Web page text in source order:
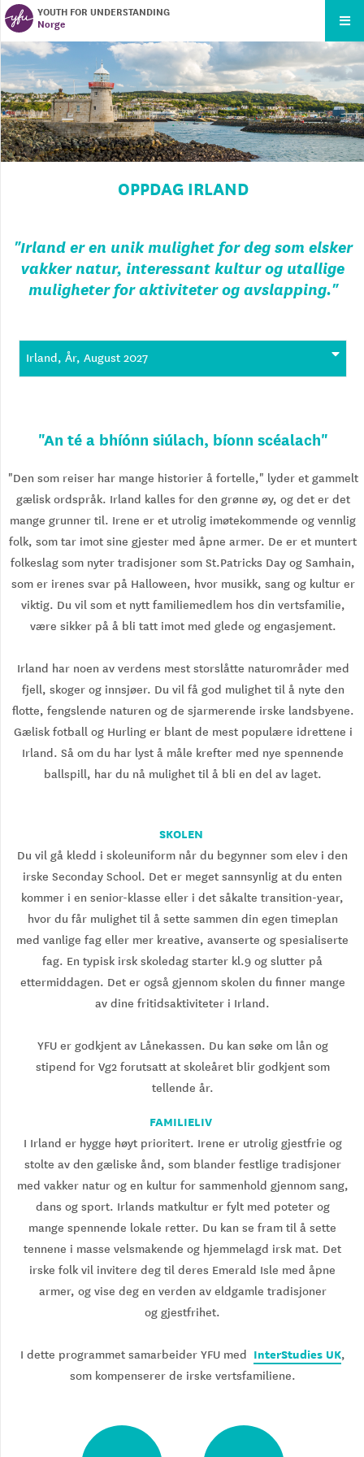
YOUTH FOR UNDERSTANDING
Norge
OPPDAG IRLAND
"Irland er en unik mulighet for deg som elsker
vakker natur, interessant kultur og utallige
muligheter for aktiviteter og avslapping."
Irland, År, August 2027
"An té a bhíónn siúlach, bíonn scéalach"
"Den som reiser har mange historier å fortelle," lyder et gammelt
gælisk ordspråk. Irland kalles for den grønne øy, og det er det
mange grunner til. Irene er et utrolig imøtekommende og vennlig
folk, som tar imot sine gjester med åpne armer. De er et muntert
folkeslag som nyter tradisjoner som St.Patricks Day og Samhain,
som er irenes svar på Halloween, hvor musikk, sang og kultur er
viktig. Du vil som et nytt familiemedlem hos din vertsfamilie,
være sikker på å bli tatt imot med glede og engasjement.
Irland har noen av verdens mest storslåtte naturområder med
fjell, skoger og innsjøer. Du vil få god mulighet til å nyte den
flotte, fengslende naturen og de sjarmerende irske landsbyene.
Gælisk fotball og Hurling er blant de mest populære idrettene i
Irland. Så om du har lyst å måle krefter med nye spennende
ballspill, har du nå mulighet til å bli en del av laget.
SKOLEN
Du vil gå kledd i skoleuniform når du begynner som elev i den
irske Seconday School. Det er meget sannsynlig at du enten
kommer i en senior-klasse eller i det såkalte transition-year,
hvor du får mulighet til å sette sammen din egen timeplan
med vanlige fag eller mer kreative, avanserte og spesialiserte
fag. En typisk irsk skoledag starter kl.9 og slutter på
ettermiddagen. Det er også gjennom skolen du finner mange
av dine fritidsaktiviteter i Irland.
YFU er godkjent av Lånekassen. Du kan søke om lån og
stipend for Vg2 forutsatt at skoleåret blir godkjent som
tellende år.
FAMILIELIV
I Irland er hygge høyt prioritert. Irene er utrolig gjestfrie og
stolte av den gæliske ånd, som blander festlige tradisjoner
med vakker natur og en kultur for sammenhold gjennom sang,
dans og sport. Irlands matkultur er fylt med poteter og
mange spennende lokale retter. Du kan se fram til å sette
tennene i masse velsmakende og hjemmelagd irsk mat. Det
irske folk vil invitere deg til deres Emerald Isle med åpne
armer, og vise deg en verden av eldgamle tradisjoner
og gjestfrihet.
I dette programmet samarbeider YFU med InterStudies UK,
som kompenserer de irske vertsfamiliene.